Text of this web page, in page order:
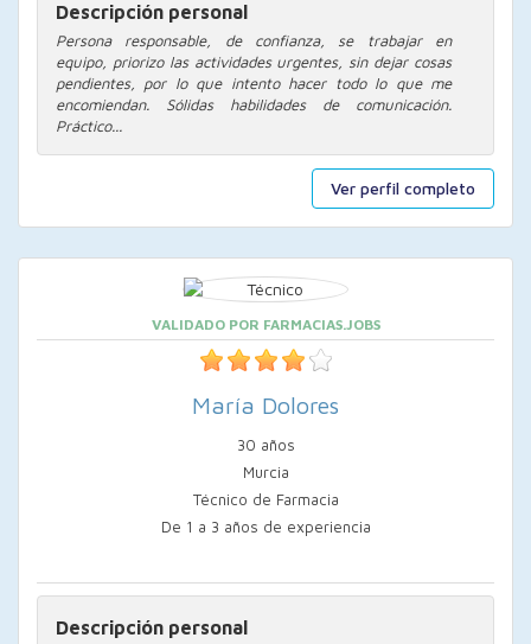
Ver perfil completo
Descripción personal
Persona responsable, de confianza, se trabajar en
equipo, priorizo las actividades urgentes, sin dejar cosas
pendientes, por lo que intento hacer todo lo que me
encomiendan. Sólidas habilidades de comunicación.
Práctico...
VALIDADO POR FARMACIAS.JOBS
María Dolores
30 años
Murcia
Técnico de Farmacia
De 1 a 3 años de experiencia
Descripción personal